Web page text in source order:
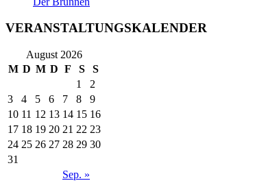
VERANSTALTUNGSKALENDER
August 2026
M D M D F S S
Sep. »
1
2
3
4 5 6 7 8
9
10 11 12 13 14 15 16
17 18 19 20 21 22 23
24 25 26 27 28 29 30
31